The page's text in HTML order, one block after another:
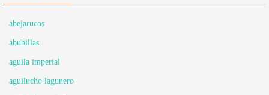
abejarucos
abubillas
aguila imperial
aguilucho lagunero